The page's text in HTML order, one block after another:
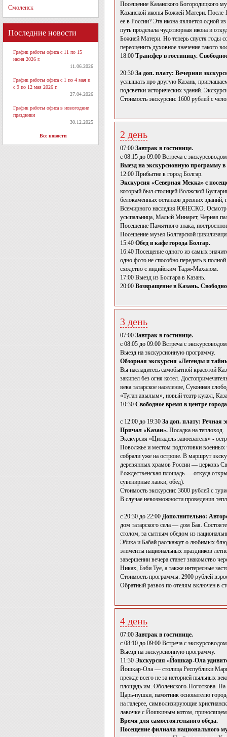
Смоленск
Последние новости
График работы офиса с 11 по 15
июня 2026 г.
11.06.2026
График работы офиса с 1 по 4 мая и
с 9 по 12 мая 2026 г.
27.04.2026
График работы офиса в новогодние
праздники
30.12.2025
Все новости
Посещение Казанского Богородицкого
Казанской иконы Божией Матери. После
ее в России? Эта икона является одной
путь проделала чудотворная икона и
Божией Матери. Но теперь спустя годы
переоценить духовное значение такого
18:00 Трансфер в гостиницу.
20:30 За доп. плату: Вечерняя
услышать про другую Казань,
подсветки исторических зданий.
Стоимость экскурсии: 1600 рублей с
2 день
07:00 Завтрак в гостинице.
с 08:15 до 09:00 Встреча с
Выезд на экскурсионную программу в
12:00 Прибытие в город Болгар.
Экскурсия «Северная Мекка» с
который был столицей Волжской
белокаменных останков древних
Всемирного наследия ЮНЕСКО. Осмотр
усыпальница, Малый Минарет, Черная
Посещение Памятного знака,
Посещение музея Болгарской
15:40 Обед в кафе города Болгар.
16:40 Посещение одного из самых
одно фото не способно передать в
сходство с индийским Тадж-Махалом.
17:00 Выезд из Болгара в Казань.
20:00 Возвращение в Казань.
3 день
07:00 Завтрак в гостинице.
с 08:05 до 09:00 Встреча с
Выезд на экскурсионную программу.
Обзорная экскурсия «Легенды и
Вы насладитесь самобытной красотой
закипел без огня котел.
века татарское население, Суконная
«Туган авылым», новый театр кукол,
10:30 Свободное время в центре города
с 12:00 до 19:30 За доп. плату: Речная
Причал «Казан». Посадка на теплоход.
Экскурсия «Цитадель завоевателя» -
Поволжье и местом подготовки военных
собрали уже на острове. В маршрут
деревянных храмов России — церковь
Рождественская площадь — откуда
сувенирные лавки, обед).
Стоимость экскурсии: 3600 рублей с
В случае невозможности проведения
с 20:30 до 22:00 Дополнительно:
дом татарского села — дом Бая.
столом, за сытным обедом из
Эбика и Бабай расскажут о любимых
элементы национальных праздников
завершении вечера станет знакомство
Никах, Бэби Туе, а также интересные
Стоимость программы: 2900 рублей
Обратный развоз по отелям включен в
4 день
07:00 Завтрак в гостинице.
с 08:10 до 09:00 Встреча с
Выезд на экскурсионную программу.
11:30 Экскурсия «Йошкар-Ола
Йошкар-Ола — столица Республики
прежде всего не за историей пыльных
площадь им. Оболенского-Ноготкова. На
Царь-пушки, памятник основателю
на галерее, символизирующие
лавочке с Йошкиным котом,
Время для самостоятельного обеда.
Посещение филиала национального